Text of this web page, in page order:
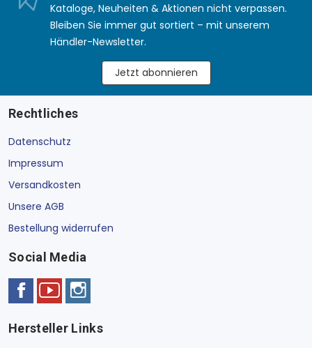
Kataloge, Neuheiten & Aktionen nicht verpassen.
Bleiben Sie immer gut sortiert – mit unserem
Händler-Newsletter.
Jetzt abonnieren
Rechtliches
Datenschutz
Impressum
Versandkosten
Unsere AGB
Bestellung widerrufen
Social Media
Hersteller Links